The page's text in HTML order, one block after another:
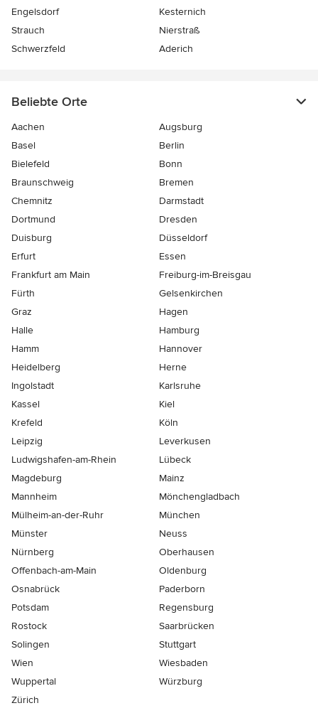
Engelsdorf
Kesternich
Strauch
Nierstraß
Schwerzfeld
Aderich
Beliebte Orte
Aachen
Augsburg
Basel
Berlin
Bielefeld
Bonn
Braunschweig
Bremen
Chemnitz
Darmstadt
Dortmund
Dresden
Duisburg
Düsseldorf
Erfurt
Essen
Frankfurt am Main
Freiburg-im-Breisgau
Fürth
Gelsenkirchen
Graz
Hagen
Halle
Hamburg
Hamm
Hannover
Heidelberg
Herne
Ingolstadt
Karlsruhe
Kassel
Kiel
Krefeld
Köln
Leipzig
Leverkusen
Ludwigshafen-am-Rhein
Lübeck
Magdeburg
Mainz
Mannheim
Mönchen­gladbach
Mülheim-an-der-Ruhr
München
Münster
Neuss
Nürnberg
Oberhausen
Offenbach-am-Main
Oldenburg
Osnabrück
Paderborn
Potsdam
Regensburg
Rostock
Saarbrücken
Solingen
Stuttgart
Wien
Wiesbaden
Wuppertal
Würzburg
Zürich